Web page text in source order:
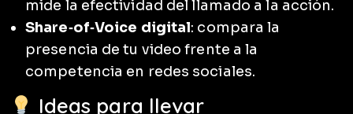
mide la efectividad del llamado a la acción.
Share‑of‑Voice digital: compara la
presencia de tu video frente a la
competencia en redes sociales.
Ideas para llevar